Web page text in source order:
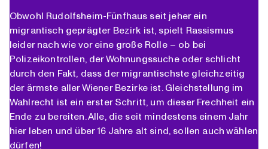
Obwohl Rudolfsheim-Fünfhaus seit jeher ein
migrantisch geprägter Bezirk ist, spielt Rassismus
leider nach wie vor eine große Rolle – ob bei
Polizeikontrollen, der Wohnungssuche oder schlicht
durch den Fakt, dass der migrantischste gleichzeitig
der ärmste aller Wiener Bezirke ist. Gleichstellung im
Wahlrecht ist ein erster Schritt, um dieser Frechheit ein
Ende zu bereiten. Alle, die seit mindestens einem Jahr
hier leben und über 16 Jahre alt sind, sollen auch wählen
dürfen!